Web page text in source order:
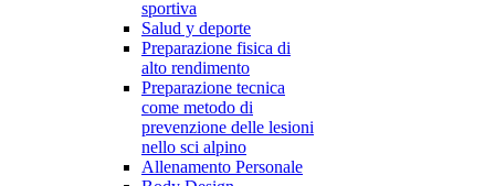
sportiva
Salud y deporte
Preparazione fisica di
alto rendimento
Preparazione tecnica
come metodo di
prevenzione delle lesioni
nello sci alpino
Allenamento Personale